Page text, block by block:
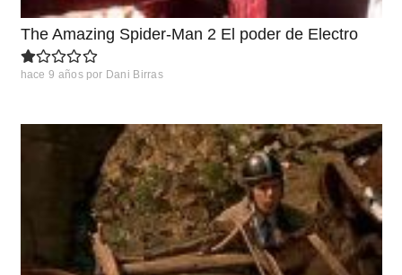
The Amazing Spider-Man 2 El poder de Electro
hace 9 años por Dani Birras